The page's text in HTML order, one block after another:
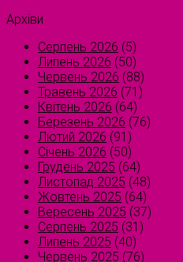
Архіви
Серпень 2026 (5)
Липень 2026 (50)
Червень 2026 (88)
Травень 2026 (71)
Квітень 2026 (64)
Березень 2026 (76)
Лютий 2026 (91)
Січень 2026 (50)
Грудень 2025 (64)
Листопад 2025 (48)
Жовтень 2025 (64)
Вересень 2025 (37)
Серпень 2025 (31)
Липень 2025 (40)
Червень 2025 (76)